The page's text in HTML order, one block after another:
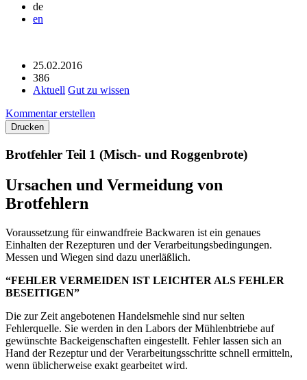
de
en
25.02.2016
386
Aktuell Gut zu wissen
Kommentar erstellen
Drucken
Brotfehler Teil 1 (Misch- und Roggenbrote)
Ursachen und Vermeidung von
Brotfehlern
Voraussetzung für einwandfreie Backwaren ist ein genaues
Einhalten der Rezepturen und der Verarbeitungsbedingungen.
Messen und Wiegen sind dazu unerläßlich.
“FEHLER VERMEIDEN IST LEICHTER ALS FEHLER
BESEITIGEN”
Die zur Zeit angebotenen Handelsmehle sind nur selten
Fehlerquelle. Sie werden in den Labors der Mühlenbtriebe auf
gewünschte Backeigenschaften eingestellt. Fehler lassen sich an
Hand der Rezeptur und der Verarbeitungsschritte schnell ermitteln,
wenn üblicherweise exakt gearbeitet wird.